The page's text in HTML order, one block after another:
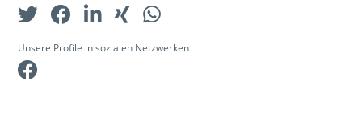
Unsere Profile in sozialen Netzwerken